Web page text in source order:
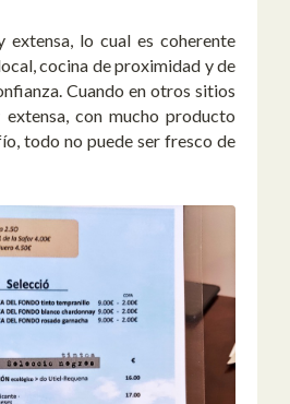
extensa, lo cual es coherente
cocina de proximidad y de
Cuando en otros sitios
con mucho producto
todo no puede ser fresco de